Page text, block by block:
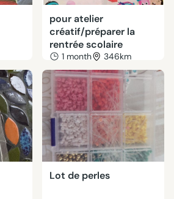
pour atelier
créatif/préparer la
rentrée scolaire
1 month 346km
Lot de perles